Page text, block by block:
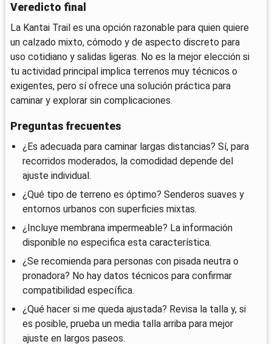
Veredicto final
La Kantai Trail es una opción razonable para quien quiere
un calzado mixto, cómodo y de aspecto discreto para
uso cotidiano y salidas ligeras. No es la mejor elección si
tu actividad principal implica terrenos muy técnicos o
exigentes, pero sí ofrece una solución práctica para
caminar y explorar sin complicaciones.
Preguntas frecuentes
¿Es adecuada para caminar largas distancias? Sí, para
recorridos moderados, la comodidad depende del
ajuste individual.
¿Qué tipo de terreno es óptimo? Senderos suaves y
entornos urbanos con superficies mixtas.
¿Incluye membrana impermeable? La información
disponible no especifica esta característica.
¿Se recomienda para personas con pisada neutra o
pronadora? No hay datos técnicos para confirmar
compatibilidad específica.
¿Qué hacer si me queda ajustada? Revisa la talla y, si
es posible, prueba un media talla arriba para mejor
ajuste en largos paseos.